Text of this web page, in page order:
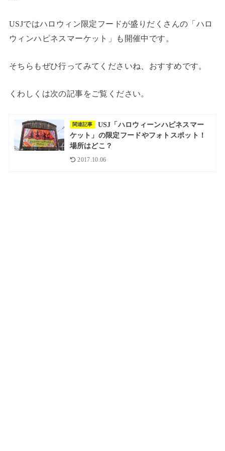
USJではハロウィン限定フードが盛りだくさんの「ハロ
ウィンハピネスマーケット」も開催中です。
そちらもぜひ行ってみてくださいね、おすすめです。
くわしくは次の記事をご覧ください。
関連記事
USJ「ハロウィーンハピネスマー
ケット」の限定フードやフォトスポット！
場所はどこ？
2017.10.06